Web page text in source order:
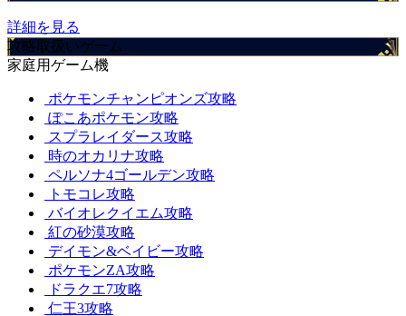
詳細を見る
攻略取扱いゲーム
家庭用ゲーム機
ポケモンチャンピオンズ攻略
ぽこあポケモン攻略
スプラレイダース攻略
時のオカリナ攻略
ペルソナ4ゴールデン攻略
トモコレ攻略
バイオレクイエム攻略
紅の砂漠攻略
デイモン&ベイビー攻略
ポケモンZA攻略
ドラクエ7攻略
仁王3攻略